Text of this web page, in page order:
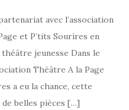
avec l’association
et P’tits Sourires en
jeunesse Dans le
Théâtre A la Page
a eu la chance, cette
belles pièces […]